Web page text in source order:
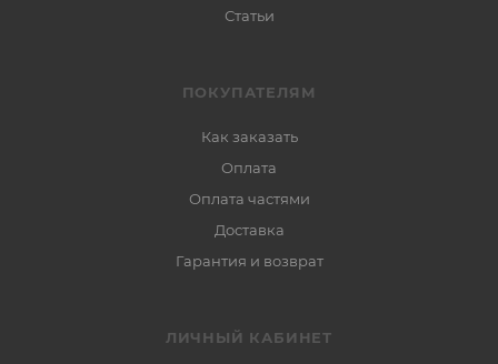
Статьи
ПОКУПАТЕЛЯМ
Как заказать
Оплата
Оплата частями
Доставка
Гарантия и возврат
ЛИЧНЫЙ КАБИНЕТ